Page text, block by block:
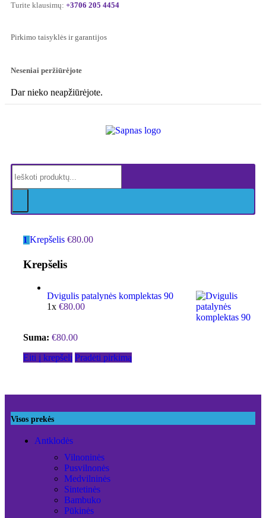
Turite klausimų: +3706 205 4454
Pirkimo taisyklės ir garantijos
Neseniai peržiūrėjote
Dar nieko neapžiūrėjote.
1 Krepšelis €80.00
Krepšelis
Dvigulis patalynės komplektas 90
1x €80.00
Suma: €80.00
Eiti į krepšelį Pradėti pirkimą
Visos prekės
Antklodės
Vilnoninės
Pusvilnonės
Medvilninės
Sintetinės
Bambuko
Pūkinės